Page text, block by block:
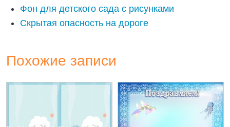
Фон для детского сада с рисунками
Скрытая опасность на дороге
Похожие записи